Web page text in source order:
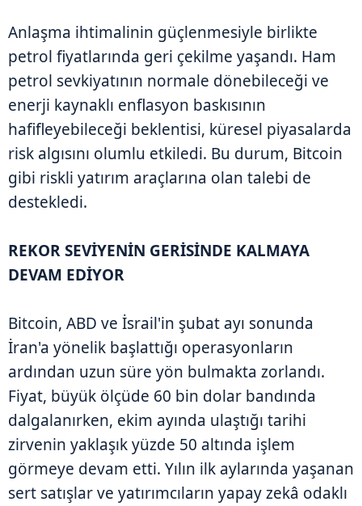
Anlaşma ihtimalinin güçlenmesiyle birlikte
petrol fiyatlarında geri çekilme yaşandı. Ham
petrol sevkiyatının normale dönebileceği ve
enerji kaynaklı enflasyon baskısının
hafifleyebileceği beklentisi, küresel piyasalarda
risk algısını olumlu etkiledi. Bu durum, Bitcoin
gibi riskli yatırım araçlarına olan talebi de
destekledi.
REKOR SEVİYENİN GERİSİNDE KALMAYA
DEVAM EDİYOR
Bitcoin, ABD ve İsrail'in şubat ayı sonunda
İran'a yönelik başlattığı operasyonların
ardından uzun süre yön bulmakta zorlandı.
Fiyat, büyük ölçüde 60 bin dolar bandında
dalgalanırken, ekim ayında ulaştığı tarihi
zirvenin yaklaşık yüzde 50 altında işlem
görmeye devam etti. Yılın ilk aylarında yaşanan
sert satışlar ve yatırımcıların yapay zekâ odaklı